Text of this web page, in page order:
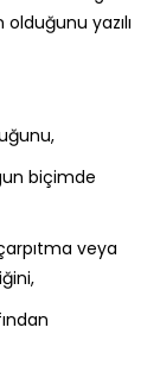
yazılı
biçimde
veya